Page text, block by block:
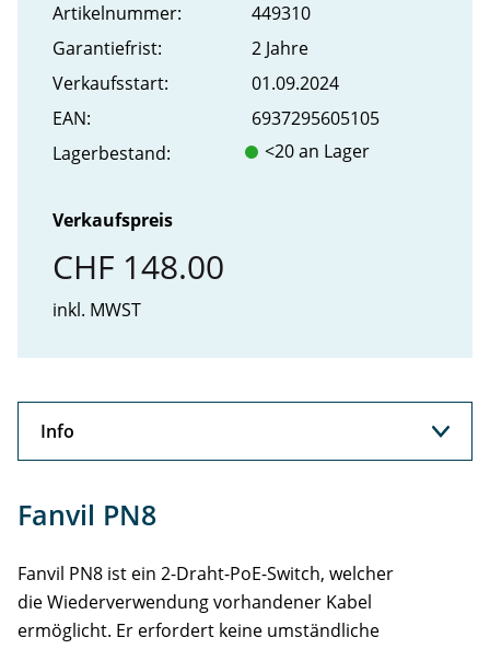
Artikel­nummer:
449310
Garantiefrist:
2 Jahre
Verkaufs­start:
01.09.2024
EAN:
6937295605105
Lager­bestand:
<20 an Lager
Verkaufspreis
CHF 148.00
inkl. MWST
Info
Fanvil PN8
Fanvil PN8 ist ein 2-Draht-PoE-Switch, welcher
die Wiederverwendung vorhandener Kabel
ermöglicht. Er erfordert keine umständliche